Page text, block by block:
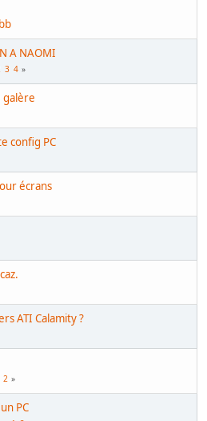
A NAOMI
3 4
galère
config PC
écrans
ATI Calamity ?
2
PC